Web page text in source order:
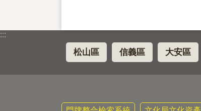
:::
松山區 信義區 大安區